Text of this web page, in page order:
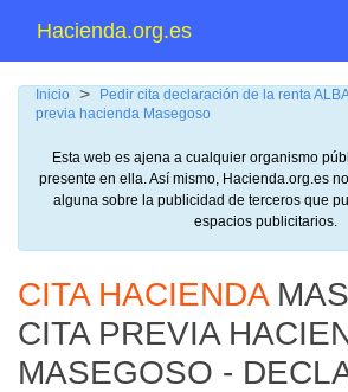
Hacienda.org.es
Inicio > Pedir cita declaración de la renta
previa hacienda Masegoso
Esta web es ajena a cualquier organismo
presente en ella. Así mismo, Hacienda.org.es
alguna sobre la publicidad de terceros que
espacios publicitarios.
CITA HACIENDA
CITA PREVIA
MASEGOSO -